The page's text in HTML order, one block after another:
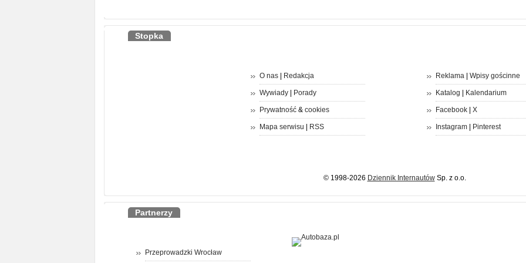
Stopka
O nas| Redakcja
Wywiady| Porady
Prywatność& cookies
Mapa serwisu RSS
Reklama| Wpisy gościnne
Katalog Kalendarium
Facebook| X
Instagram| Pinterest
© 1998-2026 Dziennik InternautówSp. z o.o.
Partnerzy
Przeprowadzki Wrocław